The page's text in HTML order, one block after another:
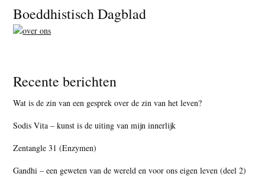
Footer
Boeddhistisch Dagblad
Recente berichten
Wat is de zin van een gesprek over de zin van het leven?
Sodis Vita – kunst is de uiting van mijn innerlijk
Zentangle 31 (Enzymen)
Gandhi – een geweten van de wereld en voor ons eigen leven (deel 2)